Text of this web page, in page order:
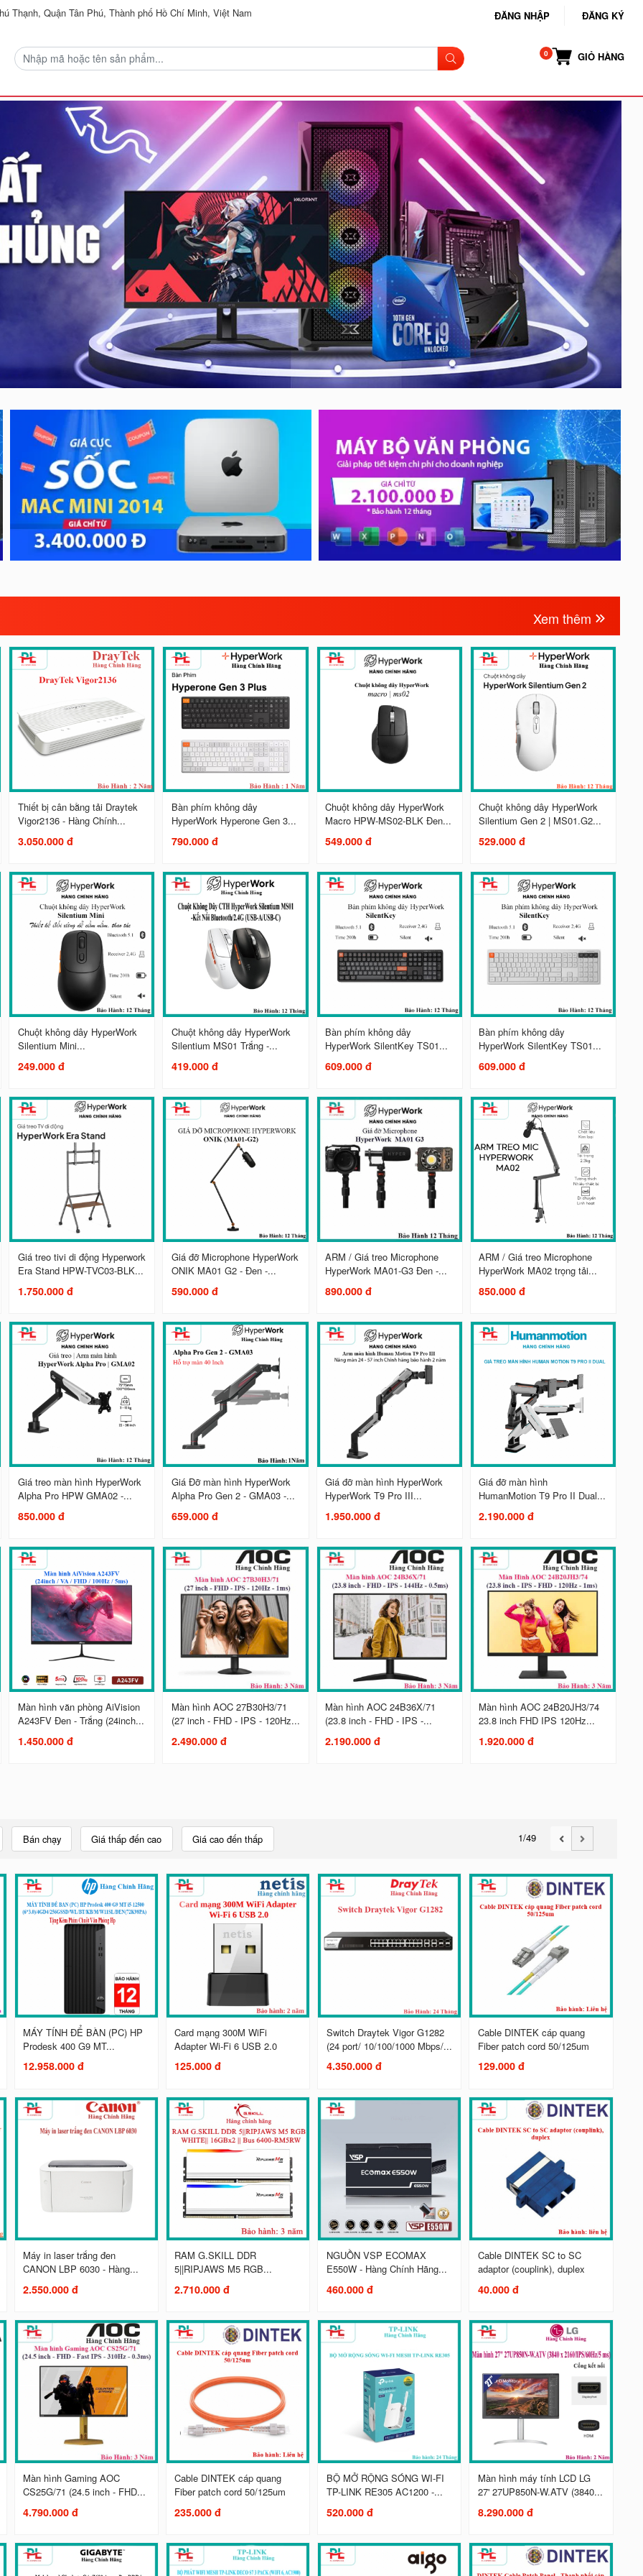
Thạnh, Quận Tân Phú, Thành phố Hồ Chí Minh, Việt Nam ĐĂNG NHẬP ĐĂNG KÝ
GIỎ HÀNG
Xem thêm
Thiết bị cân bằng tải Draytek
Vigor2136 - Hàng Chính...
3.050.000 đ
Bàn phím không dây
HyperWork Hyperone Gen 3...
790.000 đ
Chuột không dây HyperWork
Macro HPW-MS02-BLK Đen...
549.000 đ
Chuột không dây HyperWork
Silentium Gen 2 | MS01.G2...
529.000 đ
Chuột không dây HyperWork
Silentium Mini...
249.000 đ
Chuột không dây HyperWork
Silentium MS01 Trắng -...
419.000 đ
Bàn phím không dây
HyperWork SilentKey TS01...
609.000 đ
Bàn phím không dây
HyperWork SilentKey TS01...
609.000 đ
Giá treo tivi di động Hyperwork
Era Stand HPW-TVC03-BLK...
1.750.000 đ
Giá đỡ Microphone HyperWork
ONIK MA01 G2 - Đen -...
590.000 đ
ARM / Giá treo Microphone
HyperWork MA01-G3 Đen -...
890.000 đ
ARM / Giá treo Microphone
HyperWork MA02 trọng tải...
850.000 đ
Giá treo màn hình HyperWork
Alpha Pro HPW GMA02 -...
850.000 đ
Giá Đỡ màn hình HyperWork
Alpha Pro Gen 2 - GMA03 -...
659.000 đ
Giá đỡ màn hình HyperWork
HyperWork T9 Pro III...
1.950.000 đ
Giá đỡ màn hình
HumanMotion T9 Pro II Dual...
2.190.000 đ
Màn hình văn phòng AiVision
A243FV Đen - Trắng (24inch...
1.450.000 đ
Màn hình AOC 27B30H3/71
(27 inch - FHD - IPS - 120Hz...
2.490.000 đ
Màn hình AOC 24B36X/71
(23.8 inch - FHD - IPS -...
2.190.000 đ
Màn hình AOC 24B20JH3/74
23.8 inch FHD IPS 120Hz...
1.920.000 đ
Bán chạy Giá thấp đến cao Giá cao đến thấp 1/49
MÁY TÍNH ĐỂ BÀN (PC) HP
Prodesk 400 G9 MT...
12.958.000 đ
Card mạng 300M WiFi
Adapter Wi-Fi 6 USB 2.0
125.000 đ
Switch Draytek Vigor G1282
(24 port/ 10/100/1000 Mbps/...
4.350.000 đ
Cable DINTEK cáp quang
Fiber patch cord 50/125um
129.000 đ
Máy in laser trắng đen
CANON LBP 6030 - Hàng...
2.550.000 đ
RAM G.SKILL DDR
5||RIPJAWS M5 RGB...
2.710.000 đ
NGUỒN VSP ECOMAX
E550W - Hàng Chính Hãng...
460.000 đ
Cable DINTEK SC to SC
adaptor (couplink), duplex
40.000 đ
Màn hình Gaming AOC
CS25G/71 (24.5 inch - FHD...
4.790.000 đ
Cable DINTEK cáp quang
Fiber patch cord 50/125um
235.000 đ
BỘ MỞ RỘNG SÓNG WI-FI
TP-LINK RE305 AC1200 -...
520.000 đ
Màn hình máy tính LCD LG
27' 27UP850N-W.ATV (3840...
8.290.000 đ